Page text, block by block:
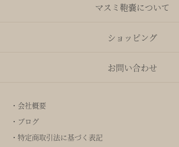
マスミ鞄嚢について
ショッピング
お問い合わせ
・会社概要
・ブログ
・特定商取引法に基づく表記